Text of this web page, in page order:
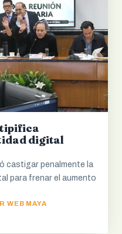
tipifica
digital
castigar penalmente la
para frenar el aumento
WEB MAYA